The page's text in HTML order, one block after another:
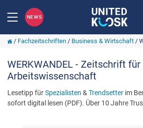
NEWS
/ Fachzeitschriften/ Business & Wirtschaft/
WERKWANDEL - Zeitschrift
Arbeitswissenschaft
Lesetipp fürSpezialisten & Trendsetter im
sofort digital lesen (PDF). Über 10 Jahre